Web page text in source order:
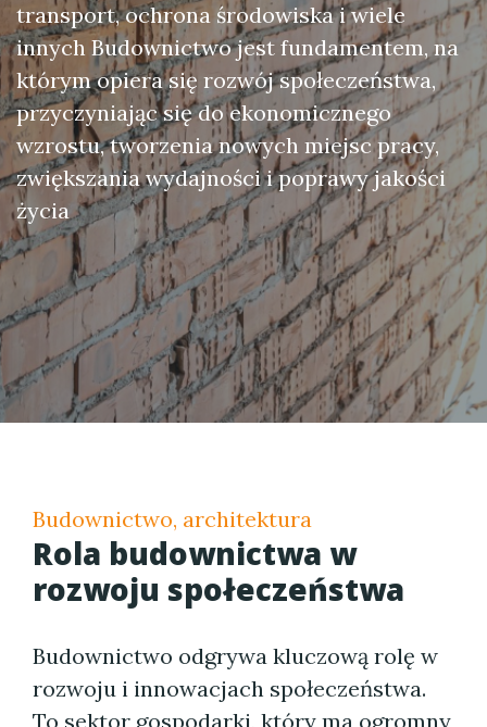
transport, ochrona środowiska i wiele
innych Budownictwo jest fundamentem, na
którym opiera się rozwój społeczeństwa,
przyczyniając się do ekonomicznego
wzrostu, tworzenia nowych miejsc pracy,
zwiększania wydajności i poprawy jakości
życia
Budownictwo, architektura
Rola budownictwa w
rozwoju społeczeństwa
Budownictwo odgrywa kluczową rolę w
rozwoju i innowacjach społeczeństwa.
To sektor gospodarki, który ma ogromny